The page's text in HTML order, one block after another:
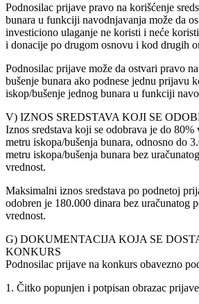
Podnosilac prijave pravo na korišćenje
bunara u funkciji navodnjavanja može da
investiciono ulaganje ne koristi i neće
i donacije po drugom osnovu i kod drugih
Podnosilac prijave može da ostvari pravo
bušenje bunara ako podnese jednu prijavu
iskop/bušenje jednog bunara u funkciji
V) IZNOS SREDSTAVA KOJI SE
Iznos sredstava koji se odobrava je do
metru iskopa/bušenja bunara, odnosno do
metru iskopa/bušenja bunara bez
vrednost.
Maksimalni iznos sredstava po podnetoj
odobren je 180.000 dinara bez uračunatog
vrednost.
G) DOKUMENTACIJA KOJA SE
KONKURS
Podnosilac prijave na konkurs obavezno
1. Čitko popunjen i potpisan obrazac